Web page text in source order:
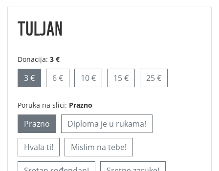
TULJAN
Donacija: 3 €
3 € 6 € 10 € 15 € 25 €
Poruka na slici: Prazno
Prazno Diploma je u rukama!
Hvala ti! Mislim na tebe!